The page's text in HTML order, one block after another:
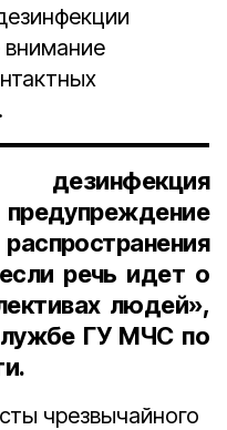
дезинфекция
речь идет о
людей»,
ГУ МЧС по
чрезвычайного